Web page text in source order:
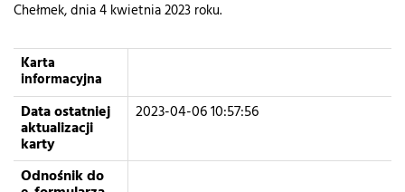
Chełmek, dnia 4 kwietnia 2023 roku.
Karta
informacyjna
Data ostatniej
aktualizacji
karty
2023-04-06 10:57:56
Odnośnik do